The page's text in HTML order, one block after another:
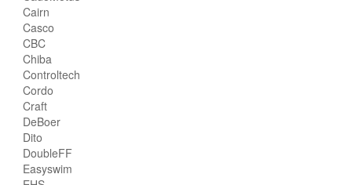
Cairn
Casco
CBC
Chiba
Controltech
Cordo
Craft
DeBoer
Dito
DoubleFF
Easyswim